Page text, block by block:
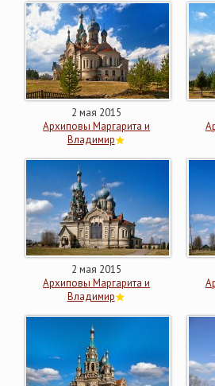
2 мая 2015
Архиповы Маргарита и
Владимир
2 мая 2015
Архиповы Маргарита и
Владимир